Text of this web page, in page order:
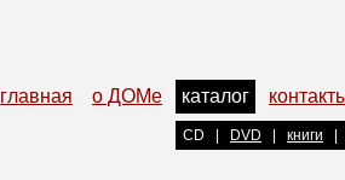
главная о ДОМе каталог
CD DVD книги